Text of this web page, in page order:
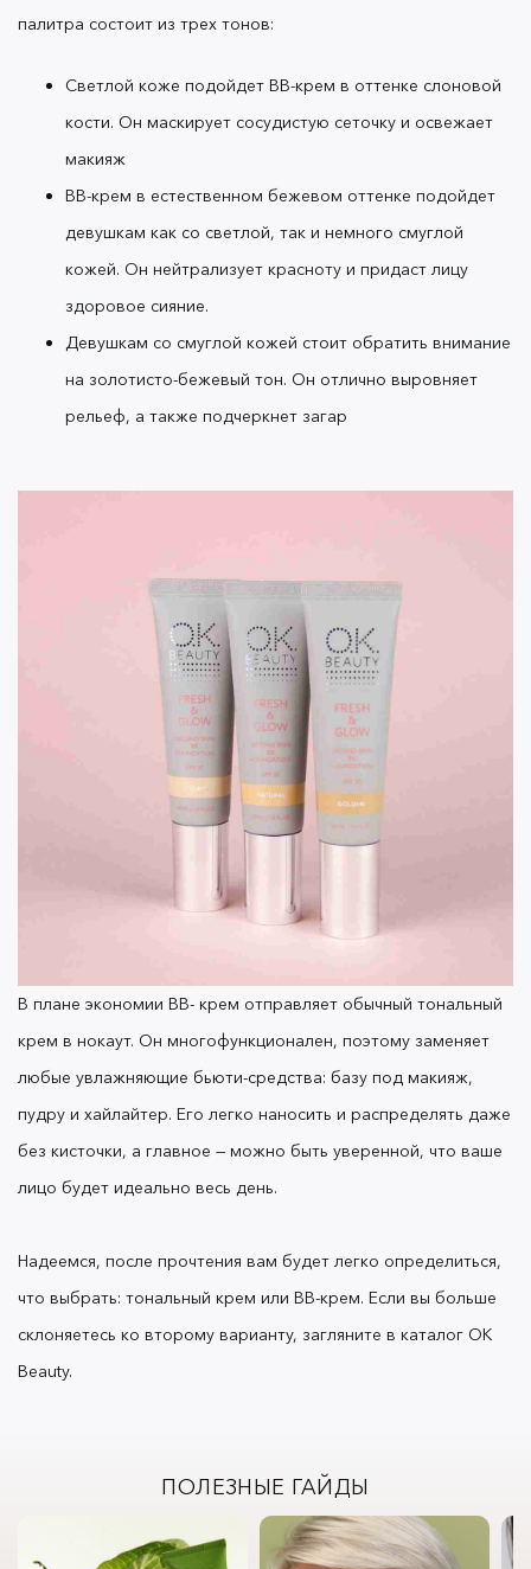
палитра состоит из трех тонов:
Светлой коже подойдет BB-крем в оттенке слоновой
кости. Он маскирует сосудистую сеточку и освежает
макияж
BB-крем в естественном бежевом оттенке подойдет
девушкам как со светлой, так и немного смуглой
кожей. Он нейтрализует красноту и придаст лицу
здоровое сияние.
Девушкам со смуглой кожей стоит обратить внимание
на золотисто-бежевый тон. Он отлично выровняет
рельеф, а также подчеркнет загар
В плане экономии BB- крем отправляет обычный тональный
крем в нокаут. Он многофункционален, поэтому заменяет
любые увлажняющие бьюти-средства: базу под макияж,
пудру и хайлайтер. Его легко наносить и распределять даже
без кисточки, а главное — можно быть уверенной, что ваше
лицо будет идеально весь день.
Надеемся, после прочтения вам будет легко определиться,
что выбрать: тональный крем или BB-крем. Если вы больше
склоняетесь ко второму варианту, загляните в каталог OK
Beauty.
ПОЛЕЗНЫЕ ГАЙДЫ